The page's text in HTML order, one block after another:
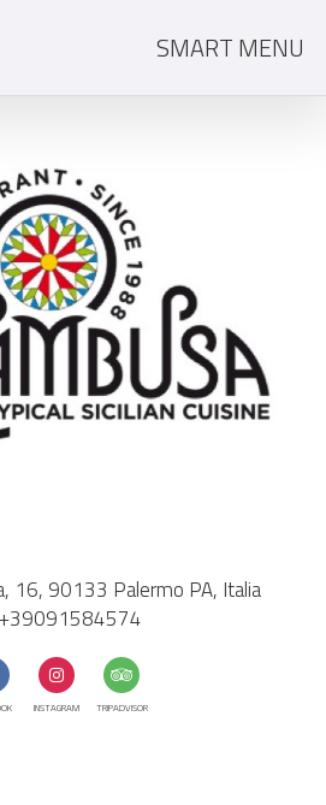
SMART MENU
16, 90133 Palermo PA, Italia
+39091584574
INSTAGRAM TRIPADVISOR